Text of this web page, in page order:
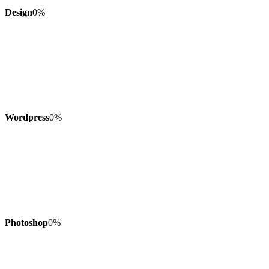
Design0%
Wordpress0%
Photoshop0%